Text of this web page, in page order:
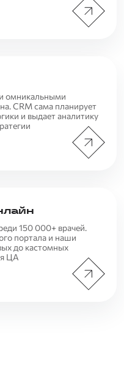
омникальными
CRM сама планирует
и выдает аналитику
150 000+ врачей.
портала и наши
до кастомных
ЦА